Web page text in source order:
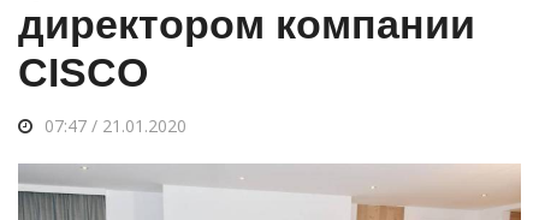
директором компании
CISCO
07:47 / 21.01.2020